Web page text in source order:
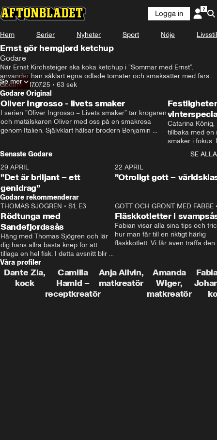
Logga in
Hem Serier Nyheter Sport Nöje Livsstil
Ernst gör hemgjord ketchup
Godare
När Ernst Kirchsteiger ska koka ketchup i ”Sommar med Ernst”.
använder han såklart egna odlade tomater och smaksätter med färsk
basilika. Men knepet som gör hans ketchup extra god är att han
bryner tomatpuré och råsocker.
Godare • 17.07.25 • 63 sek
Se mer
Godare Original
Oliver Ingrosso - livets smaker
I serien ”Oliver Ingrosso – Livets smaker” tar krögaren
och matälskaren Oliver med oss på en smakresa
genom Italien. Självklart hälsar brodern Benjamin
Catarina
tillbaka med en
smaker i fokus.
julfavoriter
Senaste Godare
SE ALLA
29 APRIL
”Det är briljant – ett
genidrag”
22 APRIL
”Otroligt gott –
Godare rekommenderar
THOMAS SJÖGREN • S1, E3
Rödtunga med
Sandefjordssås
Häng med Thomas Sjögren och lär
dig hans allra bästa knep för att
tillaga en hel fisk. I detta avsnitt blir
de helstekt rödtunga med
sandefjordssås och en magisk sallad
på pepparrot och äpple.
GOTT OCH GRÖNT MED FABBE
Fläskkotletter i
Fabian visar alla sina tips och
hur man får till en riktigt härlig
fläskkotlett. Vi får även träffa den
grisbonde på Gotland.
Våra profiler
Dante Zia,
kock
Camilla
Hamid –
receptkreatör
Anja Allvin,
matkreatör
Amanda
Wiger,
matkreatör